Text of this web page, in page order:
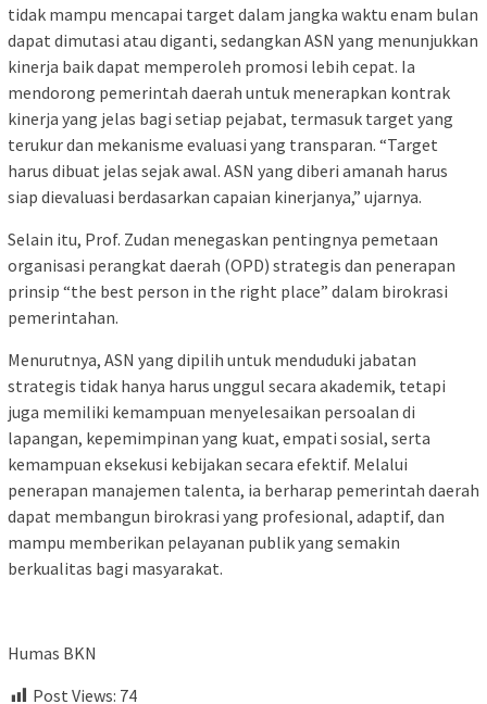
tidak mampu mencapai target dalam jangka waktu enam bulan
dapat dimutasi atau diganti, sedangkan ASN yang menunjukkan
kinerja baik dapat memperoleh promosi lebih cepat. Ia
mendorong pemerintah daerah untuk menerapkan kontrak
kinerja yang jelas bagi setiap pejabat, termasuk target yang
terukur dan mekanisme evaluasi yang transparan. “Target
harus dibuat jelas sejak awal. ASN yang diberi amanah harus
siap dievaluasi berdasarkan capaian kinerjanya,” ujarnya.
Selain itu, Prof. Zudan menegaskan pentingnya pemetaan
organisasi perangkat daerah (OPD) strategis dan penerapan
prinsip “the best person in the right place” dalam birokrasi
pemerintahan.
Menurutnya, ASN yang dipilih untuk menduduki jabatan
strategis tidak hanya harus unggul secara akademik, tetapi
juga memiliki kemampuan menyelesaikan persoalan di
lapangan, kepemimpinan yang kuat, empati sosial, serta
kemampuan eksekusi kebijakan secara efektif. Melalui
penerapan manajemen talenta, ia berharap pemerintah daerah
dapat membangun birokrasi yang profesional, adaptif, dan
mampu memberikan pelayanan publik yang semakin
berkualitas bagi masyarakat.
Humas BKN
Post Views: 74